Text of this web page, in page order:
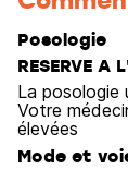
Posologie
RESERVE A
La posologie
Votre
élevées
Mode et